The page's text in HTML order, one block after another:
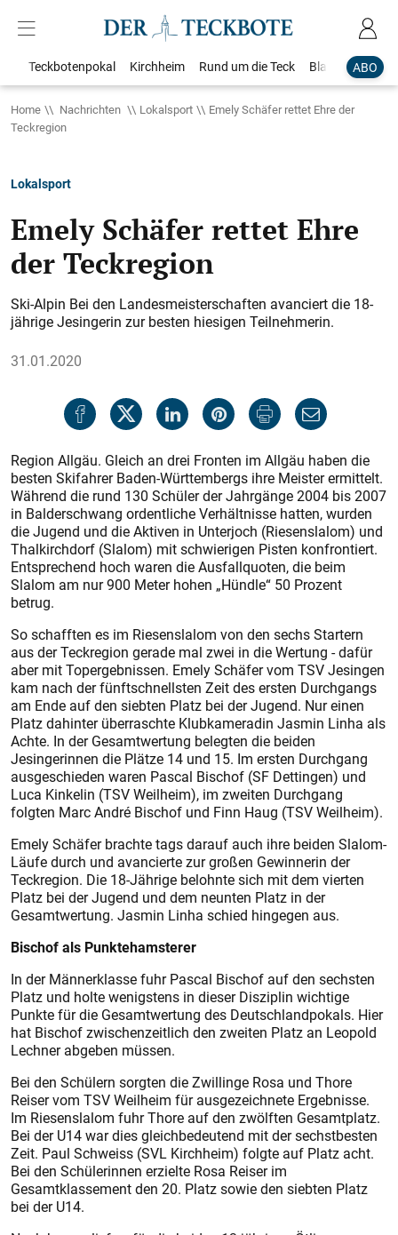
ABO
Teckbotenpokal Kirchheim Rund um die Teck Blaulicht
Home Nachrichten Lokalsport
Emely Schäfer rettet Ehre der
Teckregion
Lokalsport
Emely Schäfer rettet Ehre
der Teckregion
Ski-Alpin Bei den Landesmeisterschaften avanciert die 18-
jährige Jesingerin zur besten hiesigen Teilnehmerin.
31.01.2020
Region Allgäu. Gleich an drei Fronten im Allgäu haben die
besten Skifahrer Baden-Württembergs ihre Meister ermittelt.
Während die rund 130 Schüler der Jahrgänge 2004 bis 2007
in Balderschwang ordentliche Verhältnisse hatten, wurden
die Jugend und die Aktiven in Unterjoch (Riesenslalom) und
Thalkirchdorf (Slalom) mit schwierigen Pisten konfrontiert.
Entsprechend hoch waren die Ausfallquoten, die beim
Slalom am nur 900 Meter hohen „Hündle“ 50 Prozent
betrug.
So schafften es im Riesenslalom von den sechs Startern
aus der Teckregion gerade mal zwei in die Wertung - dafür
aber mit Topergebnissen. Emely Schäfer vom TSV Jesingen
kam nach der fünftschnellsten Zeit des ersten Durchgangs
am Ende auf den siebten Platz bei der Jugend. Nur einen
Platz dahinter überraschte Klubkameradin Jasmin Linha als
Achte. In der Gesamtwertung belegten die beiden
Jesingerinnen die Plätze 14 und 15. Im ersten Durchgang
ausgeschieden waren Pascal Bischof (SF Dettingen) und
Luca Kinkelin (TSV Weilheim), im zweiten Durchgang
folgten Marc André Bischof und Finn Haug (TSV Weilheim).
Emely Schäfer brachte tags darauf auch ihre beiden Slalom-
Läufe durch und avancierte zur großen Gewinnerin der
Teckregion. Die 18-Jährige belohnte sich mit dem vierten
Platz bei der Jugend und dem neunten Platz in der
Gesamtwertung. Jasmin Linha schied hingegen aus.
Bischof als Punktehamsterer
In der Männerklasse fuhr Pascal Bischof auf den sechsten
Platz und holte wenigstens in dieser Disziplin wichtige
Punkte für die Gesamtwertung des Deutschlandpokals. Hier
hat Bischof zwischenzeitlich den zweiten Platz an Leopold
Lechner abgeben müssen.
Bei den Schülern sorgten die Zwillinge Rosa und Thore
Reiser vom TSV Weilheim für ausgezeichnete Ergebnisse.
Im Riesenslalom fuhr Thore auf den zwölften Gesamtplatz.
Bei der U14 war dies gleichbedeutend mit der sechstbesten
Zeit. Paul Schweiss (SVL Kirchheim) folgte auf Platz acht.
Bei den Schülerinnen erzielte Rosa Reiser im
Gesamtklassement den 20. Platz sowie den siebten Platz
bei der U14.